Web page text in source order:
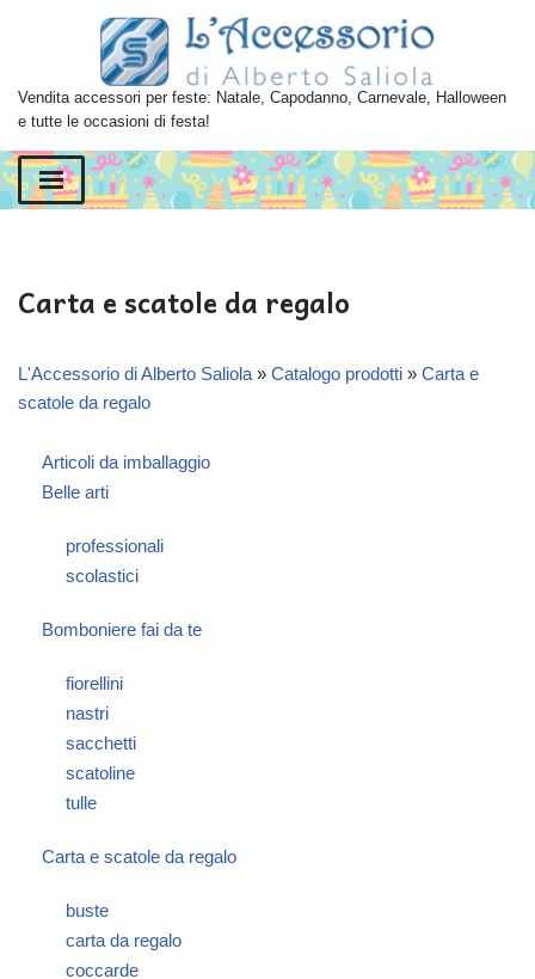
al
contenuto
Vendita accessori per feste: Natale, Capodanno, Carnevale, Halloween
e tutte le occasioni di festa!
Carta e scatole da regalo
L'Accessorio di Alberto Saliola » Catalogo prodotti » Carta e
scatole da regalo
Articoli da imballaggio
Belle arti
professionali
scolastici
Bomboniere fai da te
fiorellini
nastri
sacchetti
scatoline
tulle
Carta e scatole da regalo
buste
carta da regalo
coccarde